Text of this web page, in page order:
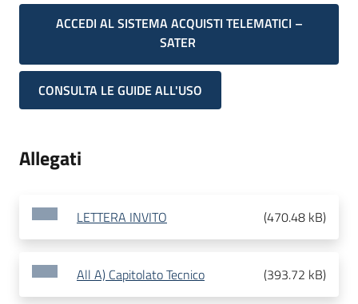
ACCEDI AL SISTEMA ACQUISTI TELEMATICI –
SATER
CONSULTA LE GUIDE ALL'USO
Allegati
LETTERA INVITO (470.48 kB)
All A) Capitolato Tecnico (393.72 kB)